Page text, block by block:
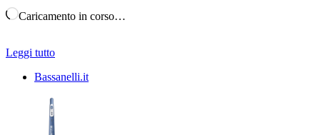
Caricamento in corso…
Leggi tutto
Bassanelli.it